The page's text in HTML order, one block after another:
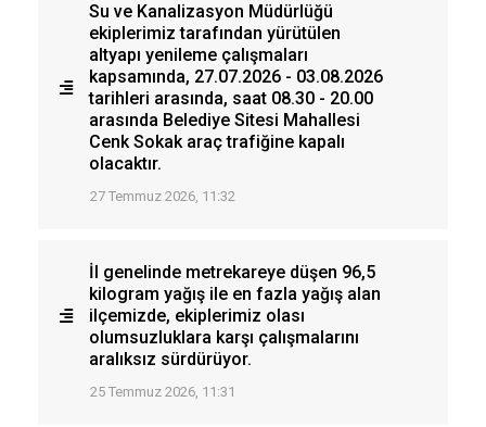
Su ve Kanalizasyon Müdürlüğü
ekiplerimiz tarafından yürütülen
altyapı yenileme çalışmaları
kapsamında, 27.07.2026 - 03.08.2026
tarihleri arasında, saat 08.30 - 20.00
arasında Belediye Sitesi Mahallesi
Cenk Sokak araç trafiğine kapalı
olacaktır.
27 Temmuz 2026, 11:32
İl genelinde metrekareye düşen 96,5
kilogram yağış ile en fazla yağış alan
ilçemizde, ekiplerimiz olası
olumsuzluklara karşı çalışmalarını
aralıksız sürdürüyor.
25 Temmuz 2026, 11:31